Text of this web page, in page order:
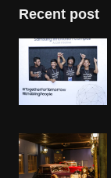
Recent post